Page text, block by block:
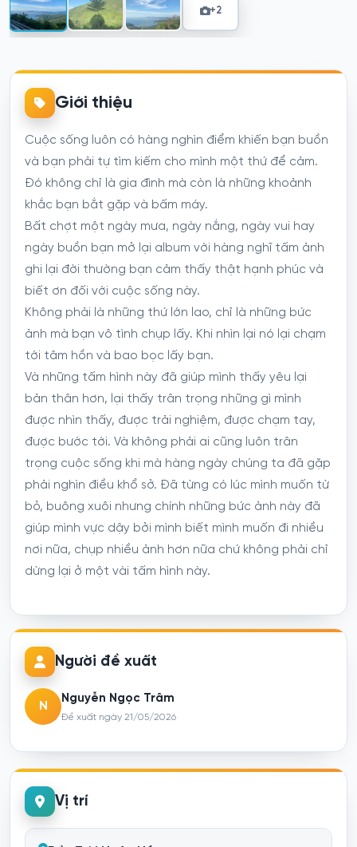
+2
Giới thiệu
Cuộc sống luôn có hàng nghìn điểm khiến bạn buồn
và bạn phải tự tìm kiếm cho mình một thứ để cảm.
Đó không chỉ là gia đình mà còn là những khoảnh
khắc bạn bắt gặp và bấm máy.
Bất chợt một ngày mưa, ngày nắng, ngày vui hay
ngày buồn bạn mở lại album với hàng nghĩ tấm ảnh
ghi lại đời thường bạn cảm thấy thật hạnh phúc và
biết ơn đối với cuộc sống này.
Không phải là những thứ lớn lao, chỉ là những bức
ảnh mà bạn vô tình chụp lấy. Khi nhìn lại nó lại chạm
tới tâm hồn và bao bọc lấy bạn.
Và những tấm hình này đã giúp mình thấy yêu lại
bản thân hơn, lại thấy trân trọng những gì mình
được nhìn thấy, được trải nghiệm, được chạm tay,
được bước tới. Và không phải ai cũng luôn trân
trọng cuộc sống khi mà hàng ngày chúng ta đã gặp
phải nghìn điều khổ sở. Đã từng có lúc mình muốn từ
bỏ, buông xuôi nhưng chính những bức ảnh này đã
giúp mình vực dậy bởi mình biết mình muốn đi nhiều
nơi nữa, chụp nhiều ảnh hơn nữa chứ không phải chỉ
dừng lại ở một vài tấm hình này.
Người đề xuất
N
Nguyễn Ngọc Trâm
Đề xuất ngày 21/05/2026
Vị trí